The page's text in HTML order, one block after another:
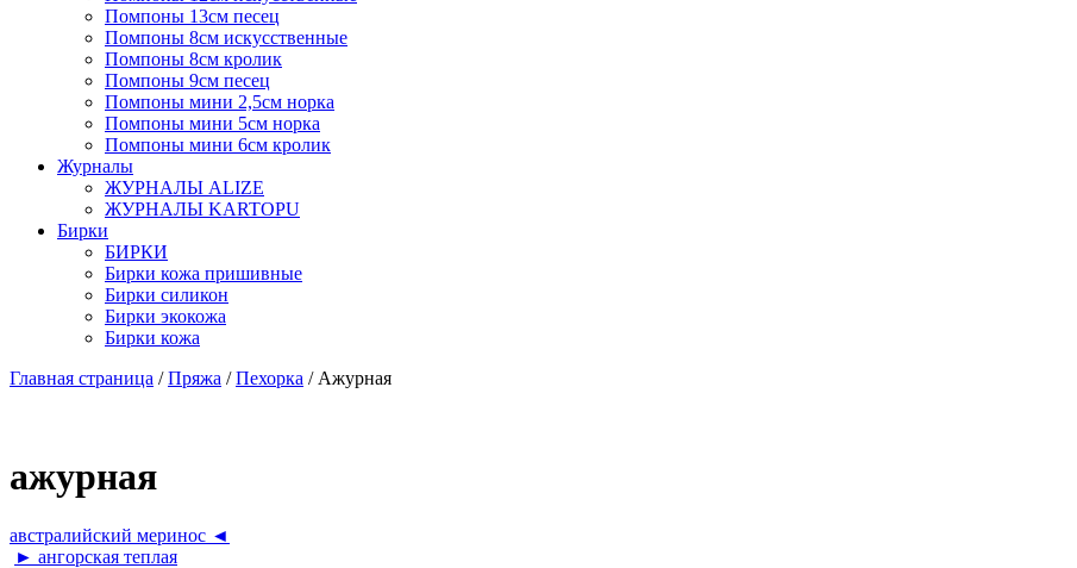
Помпоны 13см песец
Помпоны 8см искусственные
Помпоны 8см кролик
Помпоны 9см песец
Помпоны мини 2,5см норка
Помпоны мини 5см норка
Помпоны мини 6см кролик
Журналы
ЖУРНАЛЫ ALIZE
ЖУРНАЛЫ KARTOPU
Бирки
БИРКИ
Бирки кожа пришивные
Бирки силикон
Бирки экокожа
Бирки кожа
Главная страница /Пряжа /Пехорка / Ажурная
ажурная
австралийский меринос ◄
► ангорская теплая